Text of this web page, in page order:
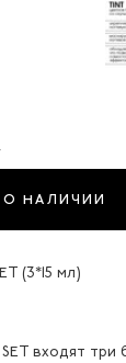
НАЛИЧИИ
(3*15 мл)
входят три